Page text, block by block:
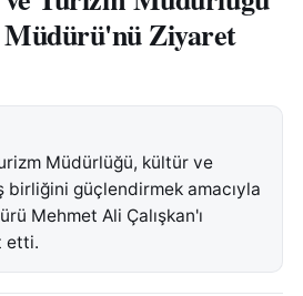
Müdürü'nü Ziyaret
Müdürlüğü, kültür ve
birliğini güçlendirmek amacıyla
Mehmet Ali Çalışkan'ı
etti.